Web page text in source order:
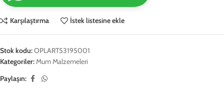
Karşılaştırma İstek listesine ekle
Stok kodu:OPLART53195001
Kategoriler:Mum Malzemeleri
Paylaşın: